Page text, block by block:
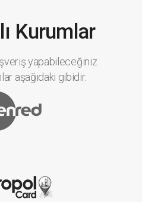
Kurumlar
yapabileceğiniz
aşağıdaki gibidir.